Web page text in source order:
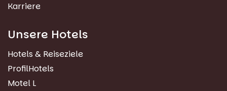
Karriere
Unsere Hotels
Hotels & Reiseziele
ProfilHotels
Motel L